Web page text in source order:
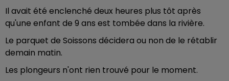
Il avait été enclenché deux heures plus tôt après
qu'une enfant de 9 ans est tombée dans la rivière.
Le parquet de Soissons décidera ou non de le rétablir
demain matin.
Les plongeurs n'ont rien trouvé pour le moment.